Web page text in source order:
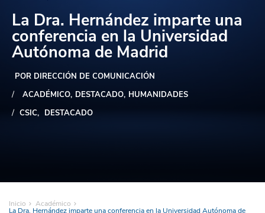
La Dra. Hernández imparte una
conferencia en la Universidad
Autónoma de Madrid
POR DIRECCIÓN DE COMUNICACIÓN
ACADÉMICO DESTACADO HUMANIDADES
CSIC
DESTACADO
Inicio Académico
La Dra. Hernández imparte una conferencia en la Universidad Autónoma de